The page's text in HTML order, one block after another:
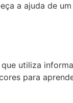
a ajuda de
utiliza
para